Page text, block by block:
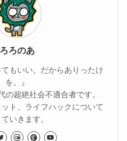
ろろのあ
てもいい。だからありったけ
を。』
の超絶社会不適合者です。
ト、ライフハックについて
いきます。